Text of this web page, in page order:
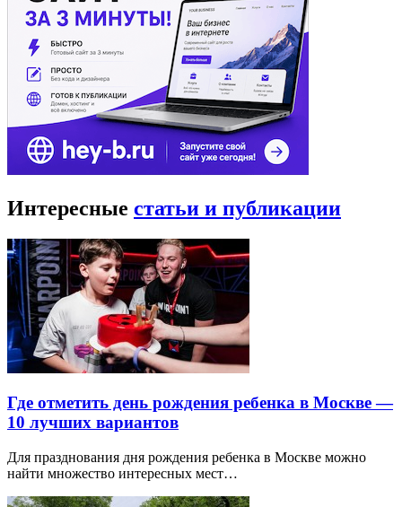
Интересные статьи и публикации
Где отметить день рождения ребенка в Москве —
10 лучших вариантов
Для празднования дня рождения ребенка в Москве можно
найти множество интересных мест…